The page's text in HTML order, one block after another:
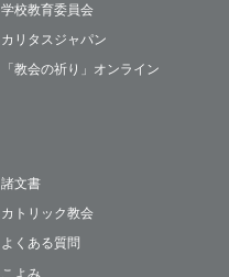
学校教育委員会
カリタスジャパン
「教会の祈り」オンライン
諸文書
カトリック教会
よくある質問
こよみ